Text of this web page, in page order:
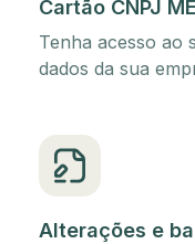
Cartão CNPJ
Tenha acesso ao
dados da sua
Alterações e